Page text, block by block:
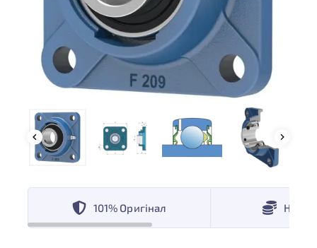
101% Оригінал